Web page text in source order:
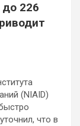
до 226
(NIAID)
что в